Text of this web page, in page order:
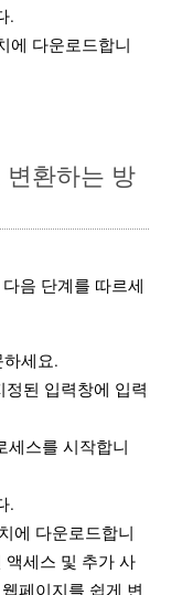
.
에 다운로드합니
환하는 방
음 단계를 따르세
세요.
정된 입력창에 입력
세스를 시작합니
.
에 다운로드합니
액세스 및 추가 사
페이지를 쉽게 변